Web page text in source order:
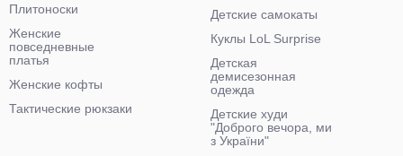
Плитоноски
Женские
повседневные
платья
Женские кофты
Тактические рюкзаки
Детские самокаты
Куклы LoL Surprise
Детская
демисезонная
одежда
Детские худи
"Доброго вечора, ми
з України"